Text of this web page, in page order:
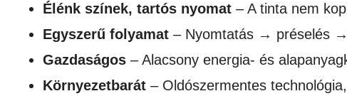
Élénk színek, tartós nyomat – A tinta nem
Egyszerű folyamat – Nyomtatás → préselés
Gazdaságos – Alacsony energia- és
Környezetbarát – Oldószermentes